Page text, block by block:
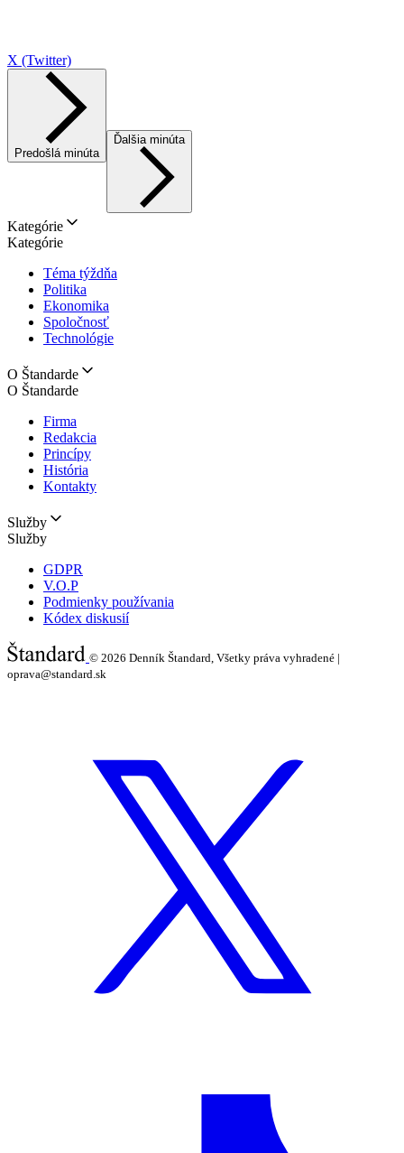
X (Twitter)
Predošlá minúta
Ďalšia minúta
Kategórie
Kategórie
Téma týždňa
Politika
Ekonomika
Spoločnosť
Technológie
O Štandarde
O Štandarde
Firma
Redakcia
Princípy
História
Kontakty
Služby
Služby
GDPR
V.O.P
Podmienky používania
Kódex diskusií
© 2026 Denník Štandard, Všetky práva vyhradené |
oprava@standard.sk